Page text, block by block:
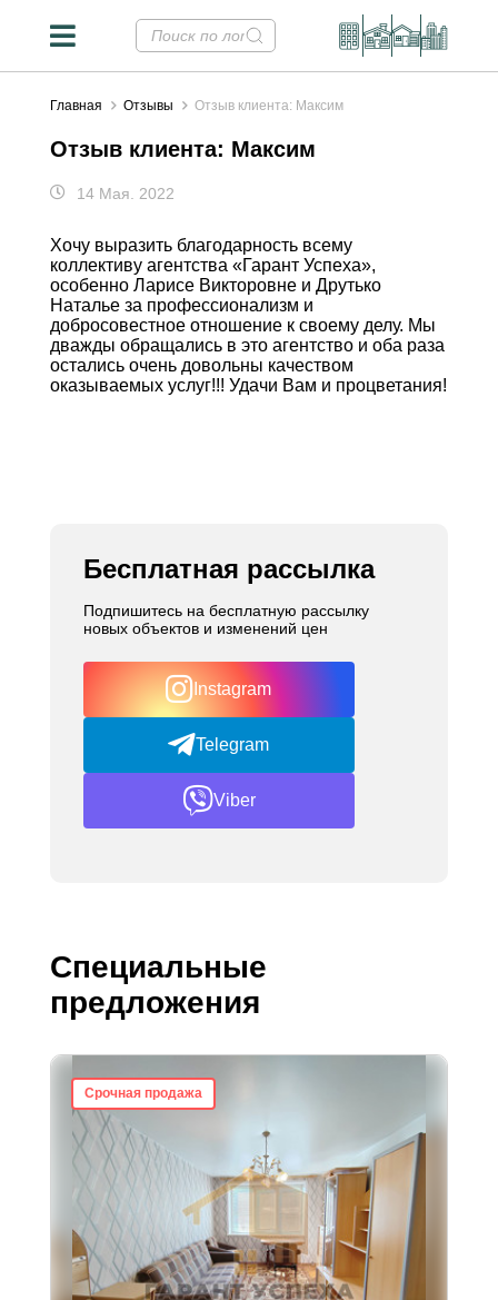
Главная Отзывы Отзыв клиента: Максим
Отзыв клиента: Максим
14 Мая. 2022
Хочу выразить благодарность всему
коллективу агентства «Гарант Успеха»,
особенно Ларисе Викторовне и Друтько
Наталье за профессионализм и
добросовестное отношение к своему делу. Мы
дважды обращались в это агентство и оба раза
остались очень довольны качеством
оказываемых услуг!!! Удачи Вам и процветания!
Бесплатная рассылка
Подпишитесь на бесплатную рассылку
новых объектов и изменений цен
Instagram
Telegram
Viber
Специальные
предложения
Срочная продажа